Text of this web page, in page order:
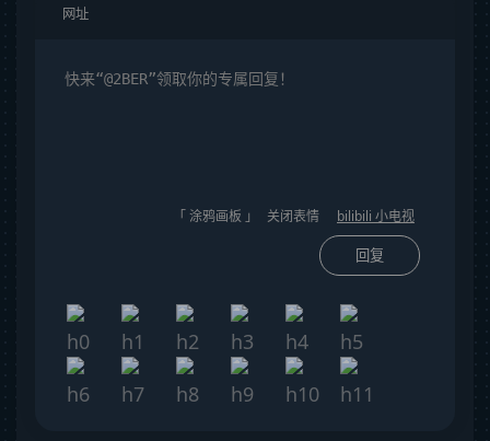
「 涂鸦画板 」 关闭表情 bilibili 小电视
回复